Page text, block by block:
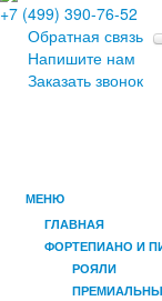
+7 (499) 390-76-52
Обратная связь
Напишите нам
Заказать звонок
МЕНЮ
ГЛАВНАЯ
ФОРТЕПИАНО И
РОЯЛИ